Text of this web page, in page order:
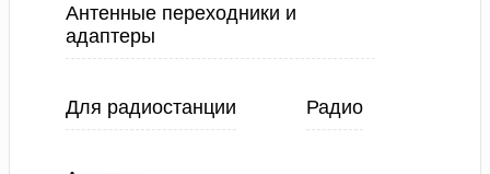
Антенные переходники и
адаптеры
Для радиостанции Радио